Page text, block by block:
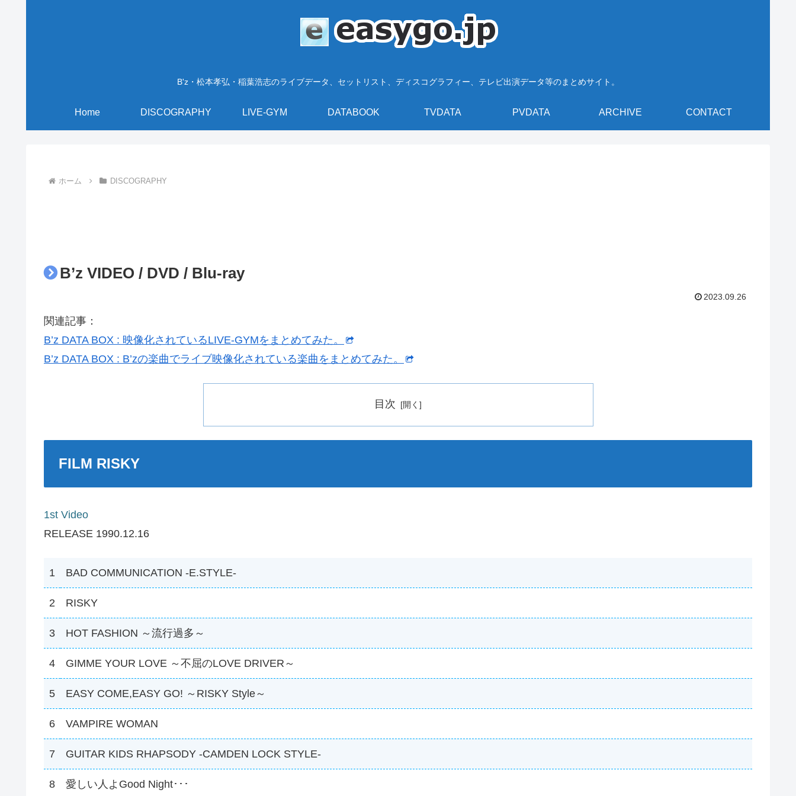
B'z・松本孝弘・稲葉浩志のライブデータ、セットリスト、ディスコグラフィー、テレビ出演データ等のまとめサイト。
Home DISCOGRAPHY LIVE-GYM DATABOOK TVDATA PVDATA ARCHIVE CONTACT
ホーム DISCOGRAPHY
B’z VIDEO / DVD / Blu-ray
2023.09.26
関連記事：
B’z DATA BOX : 映像化されているLIVE-GYMをまとめてみた。
B’z DATA BOX : B’zの楽曲でライブ映像化されている楽曲をまとめてみた。
目次
FILM RISKY
1st Video
RELEASE 1990.12.16
1 BAD COMMUNICATION ‐E.STYLE‐
2 RISKY
3 HOT FASHION ～流行過多～
4 GIMME YOUR LOVE ～不屈のLOVE DRIVER～
5 EASY COME,EASY GO! ～RISKY Style～
6 VAMPIRE WOMAN
7 GUITAR KIDS RHAPSODY -CAMDEN LOCK STYLE-
8 愛しい人よGood Night･･･